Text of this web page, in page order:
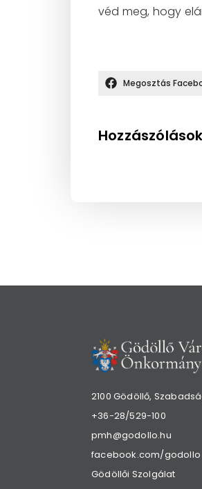
véd meg, hogy
Megosztás
Hozzászólások
2100 Gödöllő,
+36-28/529-100
pmh@godollo.hu
facebook.com/godollo
Gödöllői Szolgálat